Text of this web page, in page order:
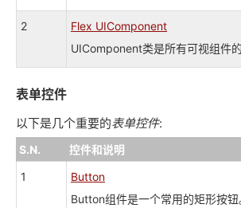
2
Flex UIComponent
UIComponent类是所有可视组件
表单控件
以下是几个重要的表单控件:
S.N.
控件和说明
1
Button
Button组件是一个常用的矩形按钮